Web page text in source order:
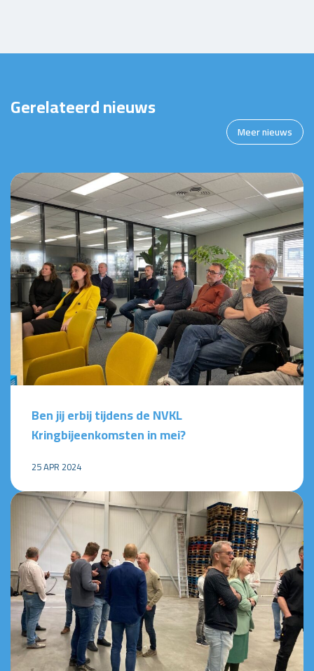
Gerelateerd nieuws
Meer nieuws
Ben jij erbij tijdens de NVKL
Kringbijeenkomsten in mei?
25 APR 2024